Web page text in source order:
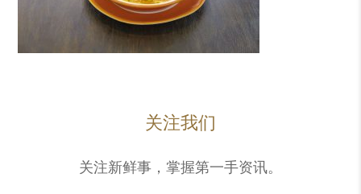
关注我们
关注新鲜事，掌握第一手资讯。